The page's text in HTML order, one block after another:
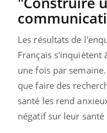
Les résultats de
Français s'inquiètent
une fois par
que faire des
santé les rend
négatif sur leur santé